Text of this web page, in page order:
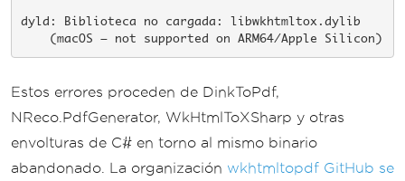
dyld: Biblioteca no cargada: libwkhtmltox.dylib
    (macOS — not supported on ARM64/Apple Silicon)
Estos errores proceden de DinkToPdf,
NReco.PdfGenerator, WkHtmlToXSharp y otras
envolturas de C# en torno al mismo binario
abandonado. La organización wkhtmltopdf GitHub se